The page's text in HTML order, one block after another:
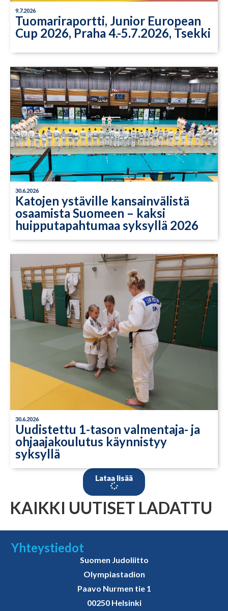
9.7.2026
Tuomariraportti, Junior European
Cup 2026, Praha 4.-5.7.2026, Tsekki
30.6.2026
Katojen ystäville kansainvälistä
osaamista Suomeen – kaksi
huipputapahtumaa syksyllä 2026
30.6.2026
Uudistettu 1-tason valmentaja- ja
ohjaajakoulutus käynnistyy
syksyllä
Lataa lisää
KAIKKI UUTISET LADATTU
Yhteystiedot
Suomen Judoliitto
Olympiastadion
Paavo Nurmen tie 1
00250 Helsinki